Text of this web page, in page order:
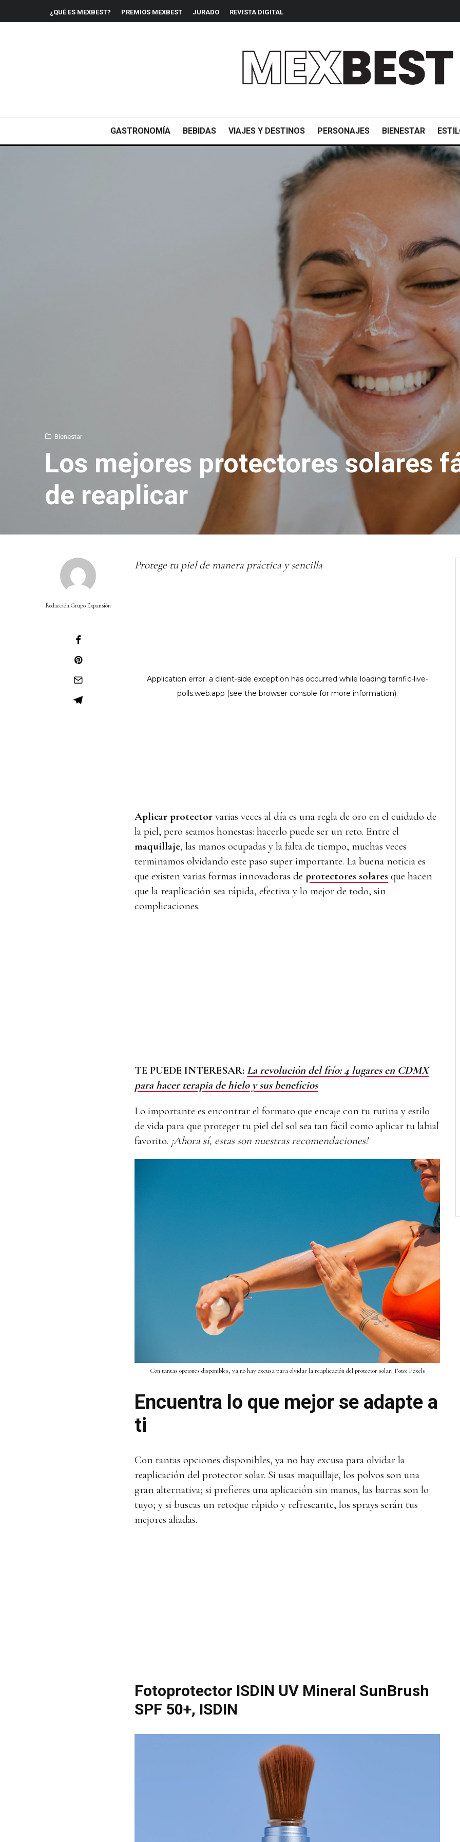
¿QUÉ ES MEXBEST? PREMIOS MEXBEST JURADO REVISTA DIGITAL
GASTRONOMÍA BEBIDAS VIAJES Y DESTINOS PERSONAJES BIENESTAR
Bienestar
Los mejores protectores solares
de reaplicar
Redacción Grupo Expansión
Protege tu piel de manera práctica y sencilla
Aplicar protector varias veces al día es una regla de oro en el cuidado de
la piel, pero seamos honestas: hacerlo puede ser un reto. Entre el
maquillaje, las manos ocupadas y la falta de tiempo, muchas veces
terminamos olvidando este paso super importante. La buena noticia es
que existen varias formas innovadoras de protectores solares que hacen
que la reaplicación sea rápida, efectiva y lo mejor de todo, sin
complicaciones.
TE PUEDE INTERESAR: La revolución del frío: 4 lugares en CDMX
para hacer terapia de hielo y sus beneficios
Lo importante es encontrar el formato que encaje con tu rutina y estilo
de vida para que proteger tu piel del sol sea tan fácil como aplicar tu labial
favorito. ¡Ahora sí, estas son nuestras recomendaciones!
Con tantas opciones disponibles, ya no hay excusa para olvidar la reaplicación del protector solar. Foto: Pexels
Encuentra lo que mejor se adapte a
ti
Con tantas opciones disponibles, ya no hay excusa para olvidar la
reaplicación del protector solar. Si usas maquillaje, los polvos son una
gran alternativa; si prefieres una aplicación sin manos, las barras son lo
tuyo; y si buscas un retoque rápido y refrescante, los sprays serán tus
mejores aliadas.
Fotoprotector ISDIN UV Mineral SunBrush
SPF 50+, ISDIN